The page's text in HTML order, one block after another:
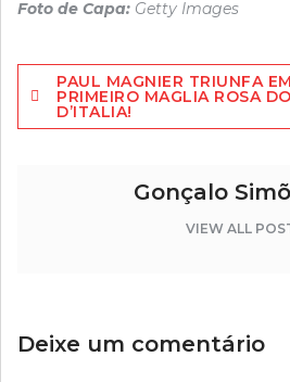
Foto de Capa: Getty Images
Navegação
de
artigos
PAUL MAGNIER TRIUNFA
PRIMEIRO MAGLIA ROSA
D’ITALIA!
Gonçalo
VIEW ALL
Deixe um comentário